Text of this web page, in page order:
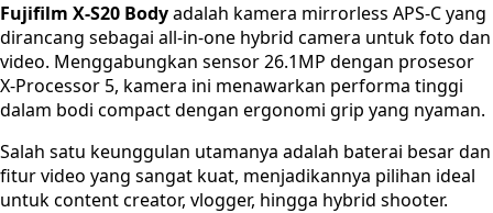
Fujifilm X-S20 Bodyadalah kamera mirrorless APS-C yang
dirancang sebagai all-in-one hybrid camera untuk foto dan
video. Menggabungkan sensor 26.1MP dengan prosesor
X-Processor 5, kamera ini menawarkan performa tinggi
dalam bodi compact dengan ergonomi grip yang nyaman.
Salah satu keunggulan utamanya adalah baterai besar dan
fitur video yang sangat kuat, menjadikannya pilihan ideal
untuk content creator, vlogger, hingga hybrid shooter.